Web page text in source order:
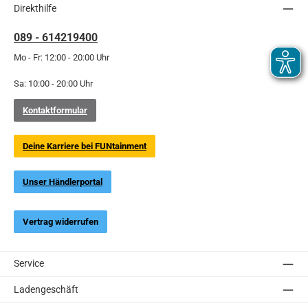
Direkthilfe
089 - 614219400
Mo - Fr: 12:00 - 20:00 Uhr
Sa: 10:00 - 20:00 Uhr
Kontaktformular
Deine Karriere bei FUNtainment
Unser Händlerportal
Vertrag widerrufen
Service
Ladengeschäft